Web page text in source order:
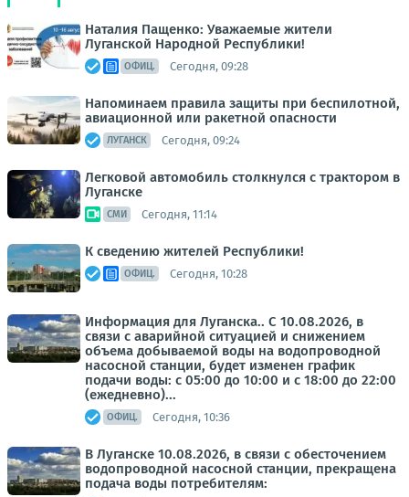
Наталия Пащенко: Уважаемые жители
Луганской Народной Республики!
ОФИЦ. Сегодня, 09:28
Напоминаем правила защиты при беспилотной,
авиационной или ракетной опасности
ЛУГАНСК Сегодня, 09:24
Легковой автомобиль столкнулся с трактором в
Луганске
СМИ Сегодня, 11:14
К сведению жителей Республики!
ОФИЦ. Сегодня, 10:28
Информация для Луганска.. C 10.08.2026, в
связи с аварийной ситуацией и снижением
объема добываемой воды на водопроводной
насосной станции, будет изменен график
подачи воды: с 05:00 до 10:00 и с 18:00 до 22:00
(ежедневно)...
ОФИЦ. Сегодня, 10:36
В Луганске 10.08.2026, в связи с обесточением
водопроводной насосной станции, прекращена
подача воды потребителям: